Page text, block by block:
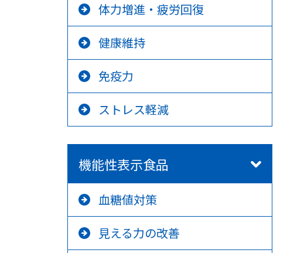
体力増進・疲労回復
健康維持
免疫力
ストレス軽減
機能性表示食品
血糖値対策
見える力の改善